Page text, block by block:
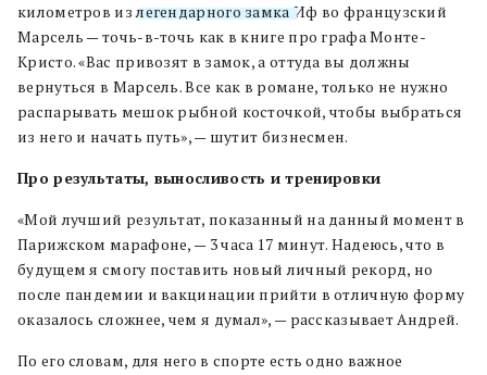
километров излегендарного замкаИф во французский
Марсель — точь-в-точь как в книге про графа Монте-
Кристо. «Вас привозят в замок, а оттуда вы должны
вернуться в Марсель. Все как в романе, только не нужно
распарывать мешок рыбной косточкой, чтобы выбраться
из него и начать путь», — шутит бизнесмен.
Про результаты, выносливость и тренировки
«Мой лучший результат, показанный на данный момент в
Парижском марафоне, — 3 часа 17 минут. Надеюсь, что в
будущем я смогу поставить новый личный рекорд, но
после пандемии и вакцинации прийти в отличную форму
оказалось сложнее, чем я думал», — рассказывает Андрей.
По его словам, для него в спорте есть одно важное